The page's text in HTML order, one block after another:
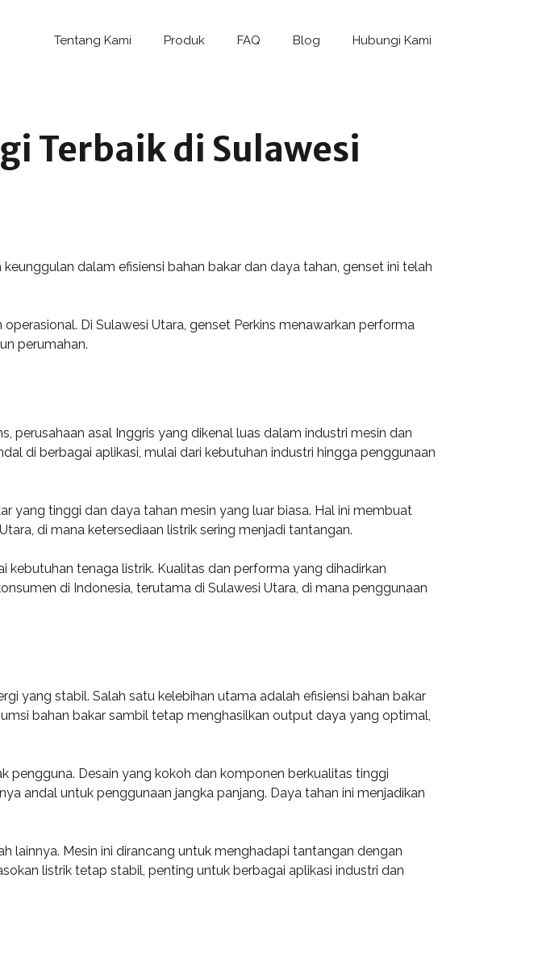
Tentang Kami Produk FAQ Blog Hubungi Kami
Terbaik di Sulawesi
dalam efisiensi bahan bakar dan daya tahan, genset ini telah
Di Sulawesi Utara, genset Perkins menawarkan performa
perumahan.
perusahaan asal Inggris yang dikenal luas dalam industri mesin dan
di berbagai aplikasi, mulai dari kebutuhan industri hingga penggunaan
yang tinggi dan daya tahan mesin yang luar biasa. Hal ini membuat
di mana ketersediaan listrik sering menjadi tantangan.
tenaga listrik. Kualitas dan performa yang dihadirkan
di Indonesia, terutama di Sulawesi Utara, di mana penggunaan
yang stabil. Salah satu kelebihan utama adalah efisiensi bahan bakar
bahan bakar sambil tetap menghasilkan output daya yang optimal,
pengguna. Desain yang kokoh dan komponen berkualitas tinggi
andal untuk penggunaan jangka panjang. Daya tahan ini menjadikan
lainnya. Mesin ini dirancang untuk menghadapi tantangan dengan
listrik tetap stabil, penting untuk berbagai aplikasi industri dan